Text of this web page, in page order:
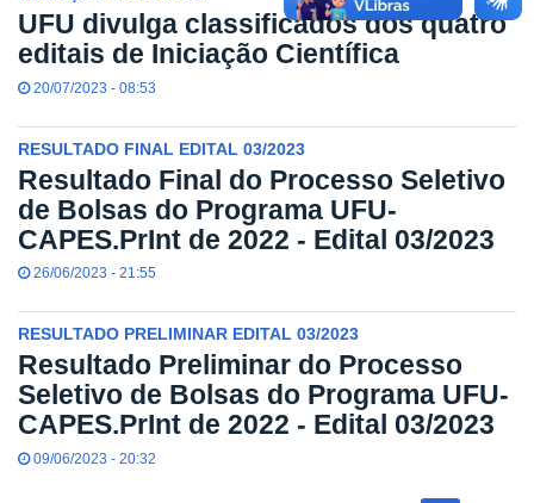
UFU divulga classificados dos quatro
editais de Iniciação Científica
20/07/2023 - 08:53
RESULTADO FINAL EDITAL 03/2023
Resultado Final do Processo Seletivo
de Bolsas do Programa UFU-
CAPES.PrInt de 2022 - Edital 03/2023
26/06/2023 - 21:55
RESULTADO PRELIMINAR EDITAL 03/2023
Resultado Preliminar do Processo
Seletivo de Bolsas do Programa UFU-
CAPES.PrInt de 2022 - Edital 03/2023
09/06/2023 - 20:32